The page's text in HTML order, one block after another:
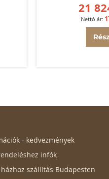
21
- kedvezmények
infók
házhoz szállítás Budapesten